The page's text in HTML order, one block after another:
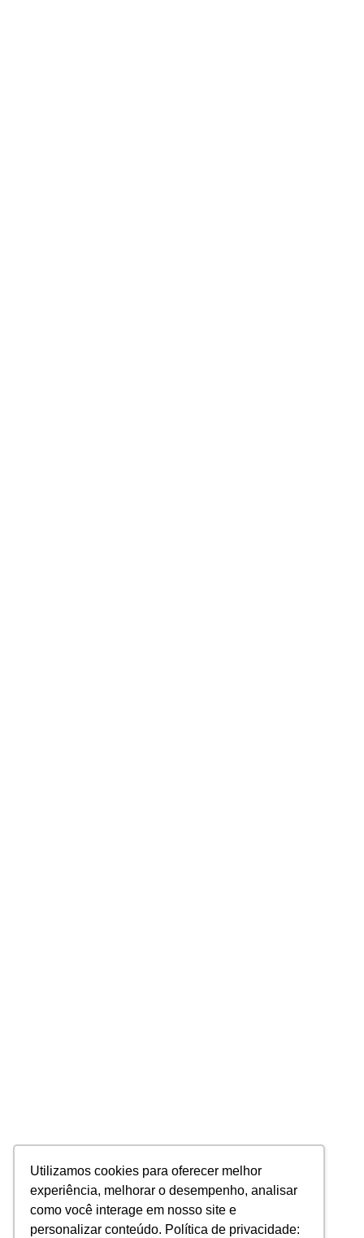
Utilizamos cookies para oferecer melhor
experiência, melhorar o desempenho, analisar
como você interage em nosso site e
personalizar conteúdo. Política de privacidade: